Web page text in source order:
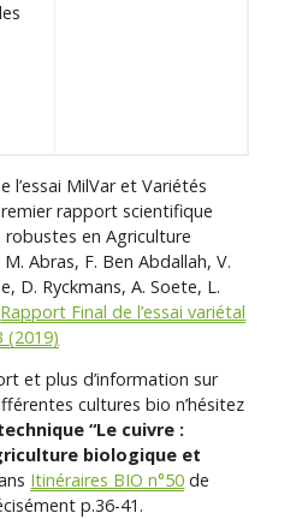
l’essai MilVar et Variétés
rapport scientifique
en Agriculture
Abras, F. Ben Abdallah, V.
D. Ryckmans, A. Soete, L.
Rapport Final de l’essai variétal
(2019)
et plus d’information sur
cultures bio n’hésitez
“Le cuivre :
biologique et
Itinéraires BIO n°50 de
p.36-41.